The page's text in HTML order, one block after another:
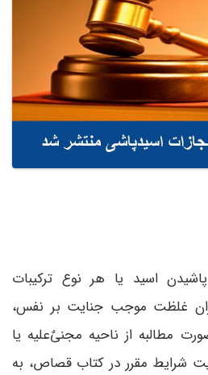
پاشیدن اسید یا هر نوع ترکیبات
غلظت موجب جنایت بر نفس،
مطالبه از ناحیه مجنیٌ‌علیه یا
شرایط مقرر در کتاب قصاص، به